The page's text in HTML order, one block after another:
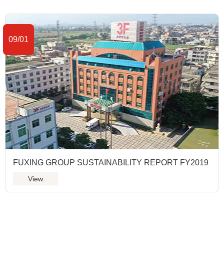
09/01
FUXING GROUP SUSTAINABILITY REPORT FY2019
View